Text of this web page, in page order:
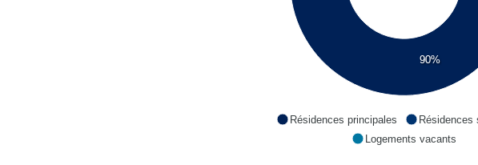
90%
Résidences principales
Résidences
Logements vacants